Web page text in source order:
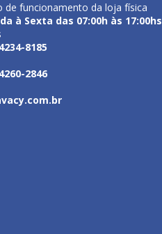
de funcionamento da loja física
à Sexta das 07:00h às 17:00hs
8185
2846